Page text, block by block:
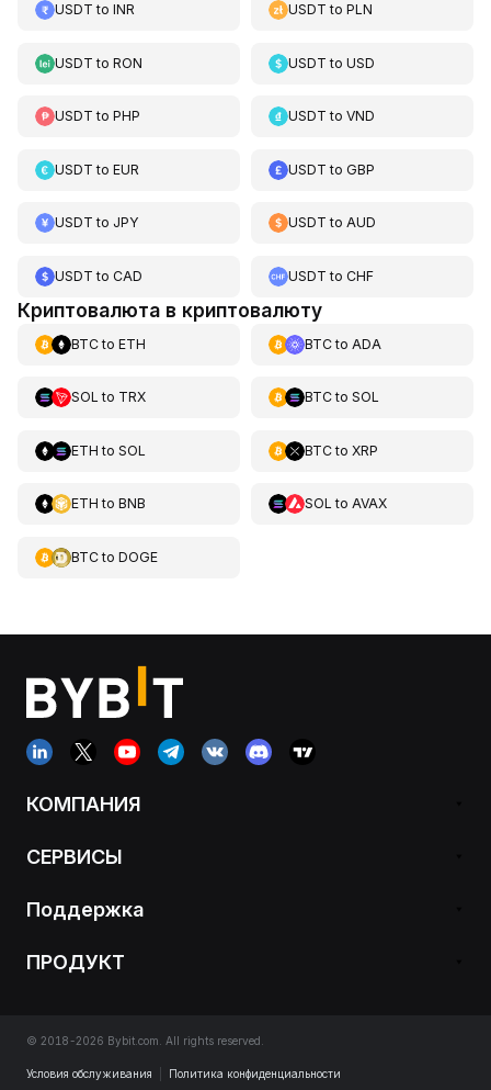
USDT to INR USDT toPLN
USDT to RON USDT toUSD
USDT to PHP USDT toVND
USDT to EUR USDT toGBP
USDT to JPY USDT toAUD
USDT to CAD USDT toCHF
Криптовалюта в криптовалюту
BTCto ETH BTCto ADA
SOL to TRX BTCto SOL
ETH to SOL BTCto XRP
ETH to BNB SOL to AVAX
BTCto DOGE
КОМПАНИЯ
СЕРВИСЫ
Поддержка
ПРОДУКТ
© 2018-2026 Bybit.com. All rights reserved.
Условия обслуживания Политика конфиденциальности